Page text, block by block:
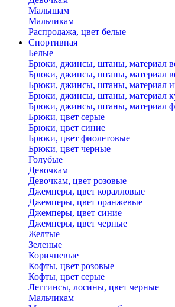
Малышам
Мальчикам
Распродажа, цвет белые
Спортивная
Белые
Брюки, джинсы, штаны, материал
Брюки, джинсы, штаны, материал
Брюки, джинсы, штаны, материал
Брюки, джинсы, штаны, материал
Брюки, джинсы, штаны, материал
Брюки, цвет серые
Брюки, цвет синие
Брюки, цвет фиолетовые
Брюки, цвет черные
Голубые
Девочкам
Девочкам, цвет розовые
Джемперы, цвет коралловые
Джемперы, цвет оранжевые
Джемперы, цвет синие
Джемперы, цвет черные
Желтые
Зеленые
Коричневые
Кофты, цвет розовые
Кофты, цвет серые
Леггинсы, лосины, цвет черные
Мальчикам